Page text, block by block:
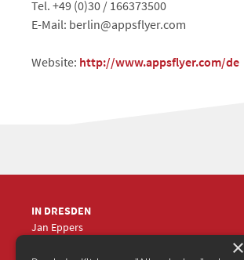
Tel. +49 (0)30 / 166373500
E-Mail: berlin@appsflyer.com
Website: http://www.appsflyer.com/de
IN DRESDEN
Jan Eppers
×